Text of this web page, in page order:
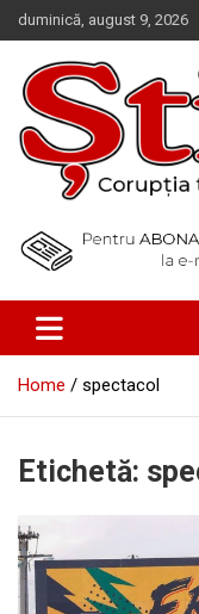
Skip
to
content
duminică, august 9, 2026
Ziarul
Home spectacol
Etichetă: